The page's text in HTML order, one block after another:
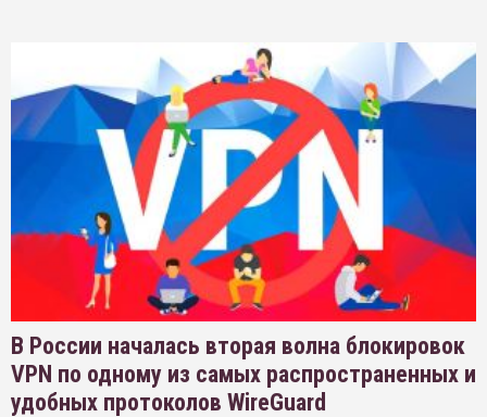
В России началась вторая волна блокировок
VPN по одному из самых распространенных и
удобных протоколов WireGuard